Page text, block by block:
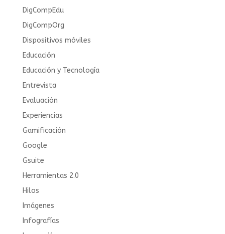
DigCompEdu
DigCompOrg
Dispositivos móviles
Educación
Educación y Tecnología
Entrevista
Evaluación
Experiencias
Gamificación
Google
Gsuite
Herramientas 2.0
Hilos
Imágenes
Infografías